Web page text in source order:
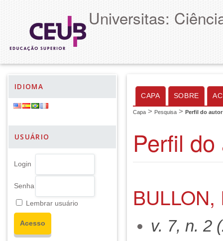
Universitas:
IDIOMA
USUÁRIO
Login
Senha
Lembrar usuário
CAPA SOBRE
Capa > Pesquisa > Perfil do autor
Perfil
BULLON,
v. 7, n. 2